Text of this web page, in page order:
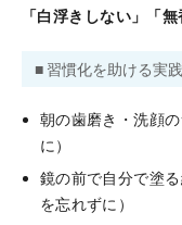
「白浮きしない」「
■ 習慣化を助ける実
朝の歯磨き・洗顔
に）
鏡の前で自分で塗
を忘れずに）